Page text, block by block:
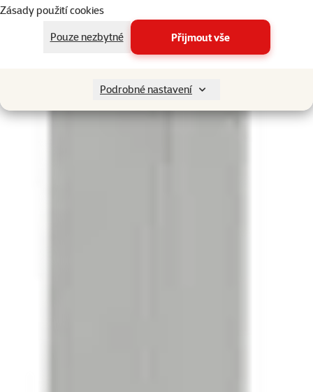
Zásady použití cookies
Pouze nezbytné
Přijmout vše
Podrobné nastavení